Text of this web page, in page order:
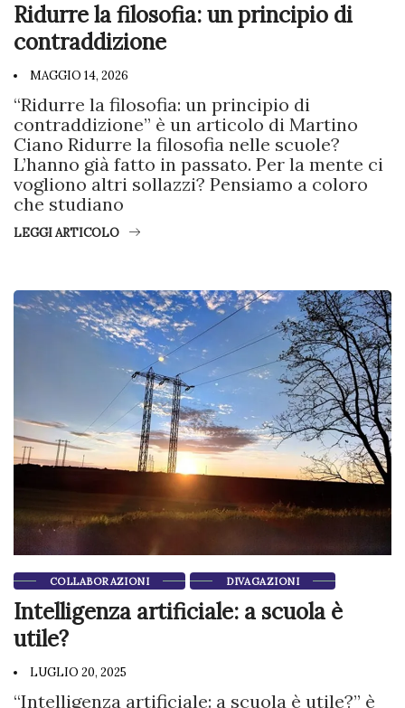
Ridurre la filosofia: un principio di
contraddizione
MAGGIO 14, 2026
“Ridurre la filosofia: un principio di
contraddizione” è un articolo di Martino
Ciano Ridurre la filosofia nelle scuole?
L’hanno già fatto in passato. Per la mente ci
vogliono altri sollazzi? Pensiamo a coloro
che studiano
LEGGI ARTICOLO
COLLABORAZIONI DIVAGAZIONI
Intelligenza artificiale: a scuola è
utile?
LUGLIO 20, 2025
“Intelligenza artificiale: a scuola è utile?” è